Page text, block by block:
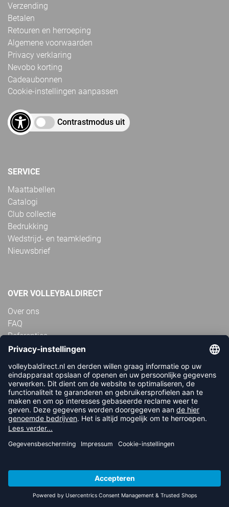
Verzending
Betalen
Retouren en herroeping
Algemene voorwaarden
Privacy verklaring
Nevobo korting
Cadeaubonnen
Cookie-instellingen aanpassen
Contrastmodus uit
SERVICE
Maattabellen
Catalogi
Club collectie
Bedrukking
Wedstrijd- en teamkleding
Nieuwsbrief
OVER VOLLEYBALDIRECT
Over ons
FAQ
Referenties
Vacatures
Duurzaamheid en sociaal
Algemene informatie
BETAALMETHODEN
Apple Pay
Creditcard
Achteraf betalen | Klarna